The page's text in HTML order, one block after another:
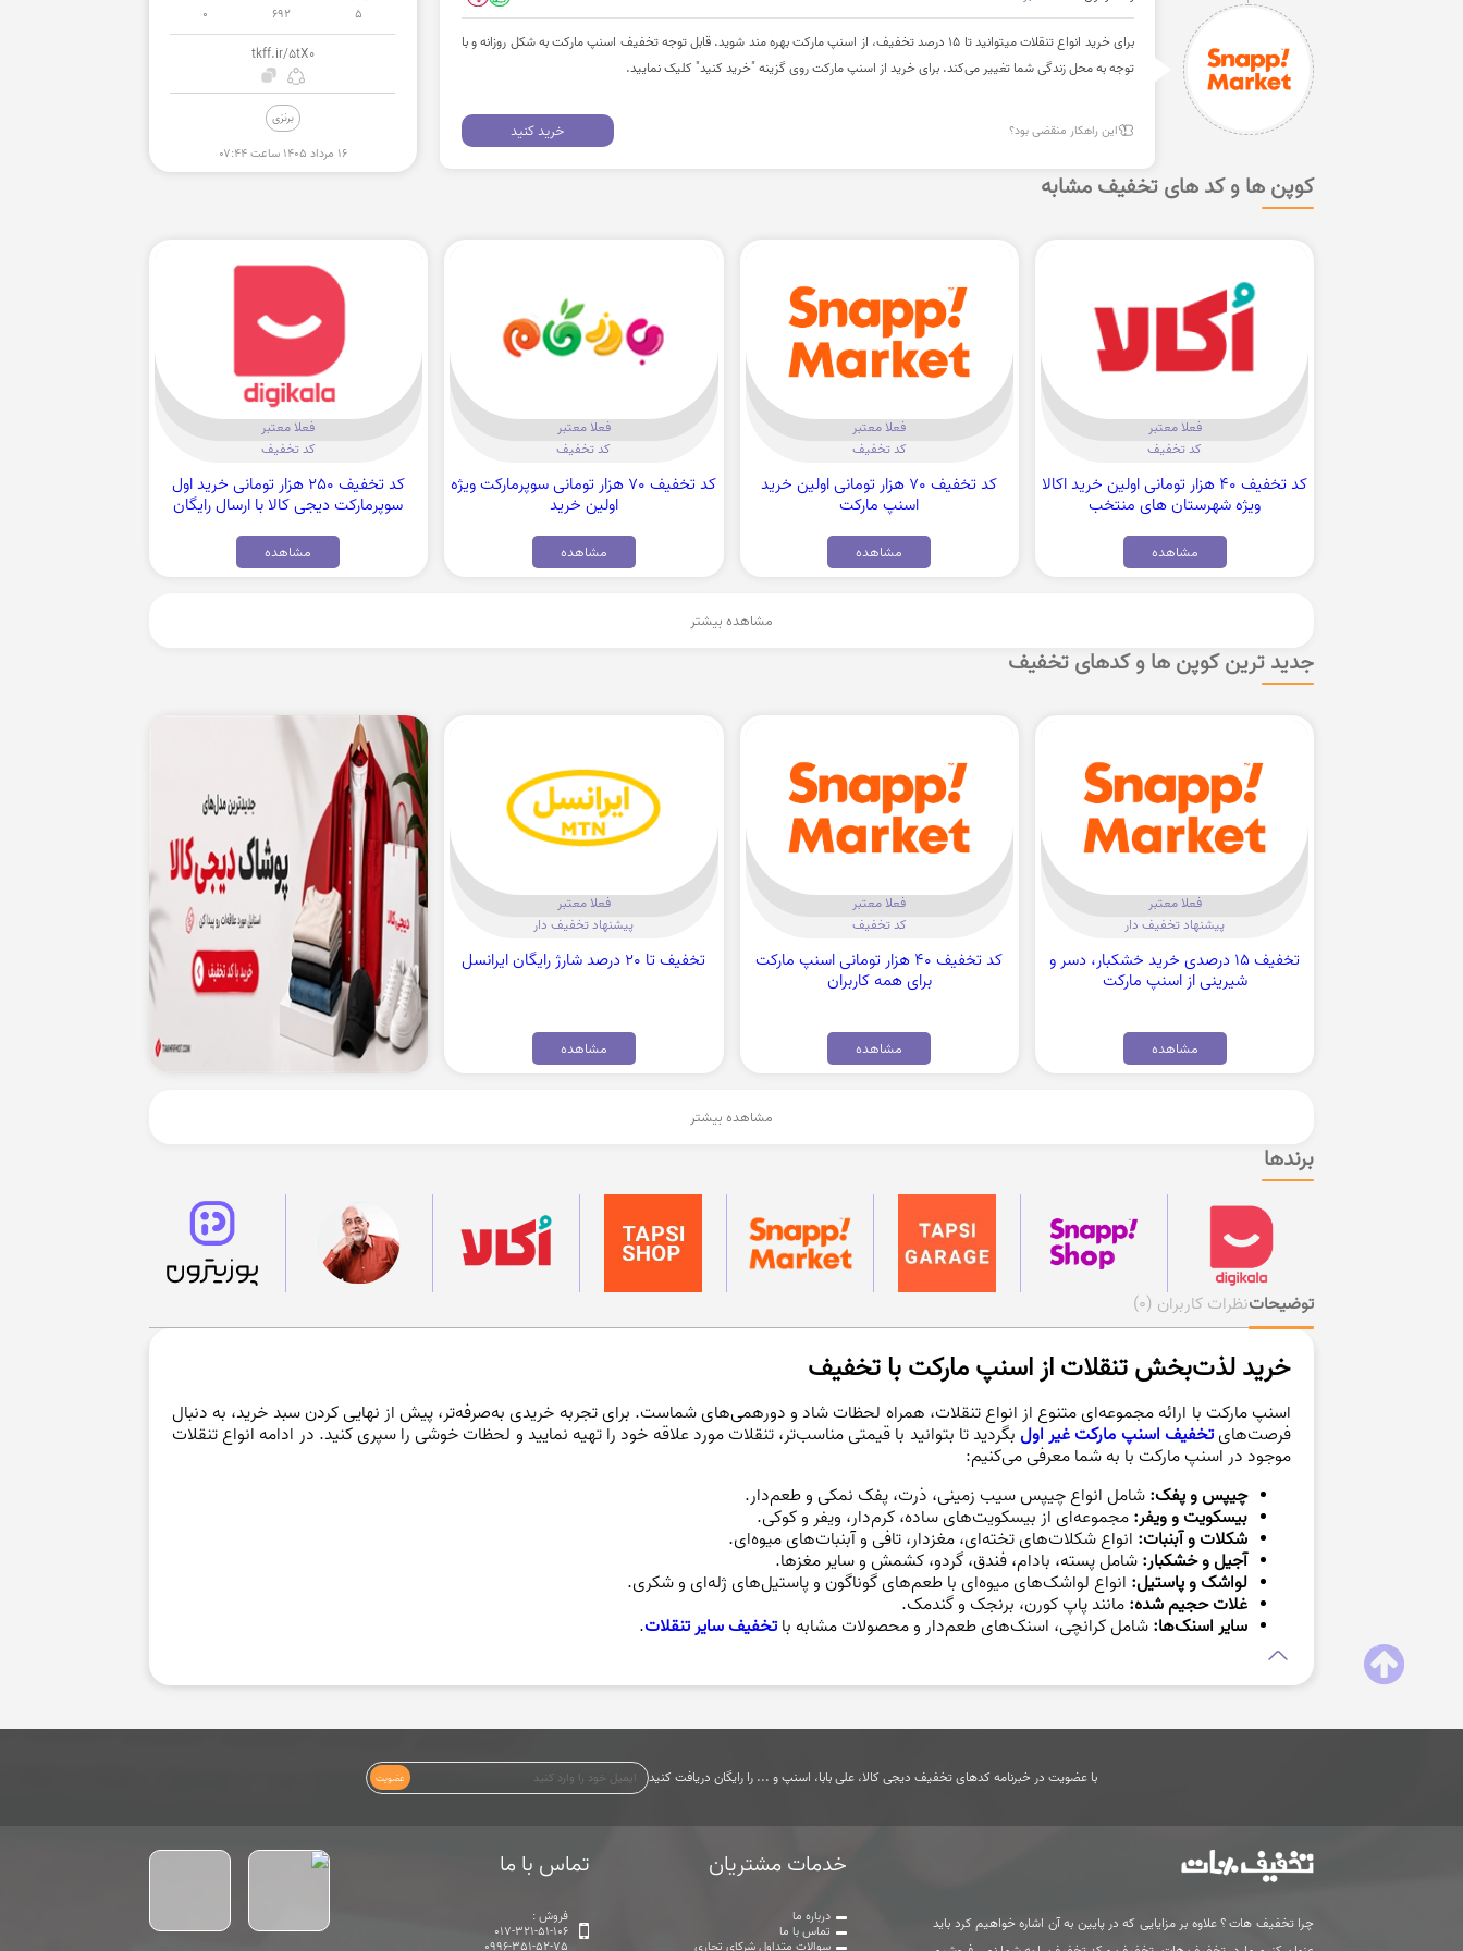
0 692 5
tkff.ir/5tX0
برنزی
۱۶ مرداد ۱۴۰۵ ساعت ۰۷:۴۴
برای خرید انواع تنقلات میتوانید تا 15 درصد تخفیف، از اسنپ مارکت بهره مند شوید. قابل توجه تخفیف اسنپ مارکت به شکل روزانه و با
توجه به محل زندگی شما تغییر می‌کند. برای خرید از اسنپ مارکت روی گزینه "خرید کنید" کلیک نمایید.
این راهکار منقضی بود؟ خرید کنید
کوپن ها و کد های تخفیف مشابه
فعلا معتبر
کد تخفیف
کد تخفیف 40 هزار تومانی اولین خرید اکالا
ویژه شهرستان های منتخب
مشاهده
فعلا معتبر
کد تخفیف
کد تخفیف 70 هزار تومانی اولین خرید
اسنپ مارکت
مشاهده
فعلا معتبر
کد تخفیف
کد تخفیف 70 هزار تومانی سوپرمارکت ویژه
اولین خرید
مشاهده
فعلا معتبر
کد تخفیف
کد تخفیف 250 هزار تومانی خرید اول
سوپرمارکت دیجی کالا با ارسال رایگان
مشاهده
مشاهده بیشتر
جدید ترین کوپن ها و کدهای تخفیف
فعلا معتبر
پیشنهاد تخفیف دار
تخفیف 15 درصدی خرید خشکبار، دسر و
شیرینی از اسنپ مارکت
مشاهده
فعلا معتبر
کد تخفیف
کد تخفیف 40 هزار تومانی اسنپ مارکت
برای همه کاربران
مشاهده
فعلا معتبر
پیشنهاد تخفیف دار
تخفیف تا 20 درصد شارژ رایگان ایرانسل
مشاهده
مشاهده بیشتر
برندها
توضیحاتنظرات کاربران (0)
خرید لذت‌بخش تنقلات از اسنپ مارکت با تخفیف
اسنپ مارکت با ارائه مجموعه‌ای متنوع از انواع تنقلات، همراه لحظات شاد و دورهمی‌های شماست. برای تجربه خریدی به‌صرفه‌تر، پیش از نهایی کردن سبد خرید، به دنبال
فرصت‌هایتخفیف اسنپ مارکت غیر اول بگردید تا بتوانید با قیمتی مناسب‌تر، تنقلات مورد علاقه خود را تهیه نمایید و لحظات خوشی را سپری کنید. در ادامه انواع تنقلات
موجود در اسنپ مارکت با به شما معرفی می‌کنیم:
چیپس و پفک: شامل انواع چیپس سیب زمینی، ذرت، پفک نمکی و طعم‌دار.
بیسکویت و ویفر:مجموعه‌ای از بیسکویت‌های ساده، کرم‌دار، ویفر و کوکی.
شکلات و آبنبات: انواع شکلات‌های تخته‌ای، مغزدار، تافی و آبنبات‌های میوه‌ای.
آجیل و خشکبار: شامل پسته، بادام، فندق، گردو، کشمش و سایر مغزها.
لواشک و پاستیل: انواع لواشک‌های میوه‌ای با طعم‌های گوناگون و پاستیل‌های ژله‌ای و شکری.
غلات حجیم شده:مانند پاپ کورن، برنجک و گندمک.
سایر اسنک‌ها: شامل کرانچی، اسنک‌های طعم‌دار و محصولات مشابه باتخفیف سایر تنقلات.
با عضویت در خبرنامه کدهای تخفیف دیجی کالا، علی بابا، اسنپ و ... را رایگان دریافت کنید عضویت
چرا تخفیف هات ؟ علاوه بر مزایایی که در پایین به آن اشاره خواهیم کرد باید
خدمات مشتریان
درباره ما
تماس با ما
سوالات متداول شرکای تجاری
تماس با ما
فروش :
017-321-51-106
0996-351-52-75